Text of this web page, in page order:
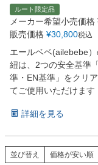
ルート限定品
メーカー希望小売価格
販売価格 ¥30,800税込
エールベベ(ailebebe）
紐は、2つの安全基準
準・EN基準」をクリ
てご使用いただけます
詳細を見る
並び替え 価格が安い順